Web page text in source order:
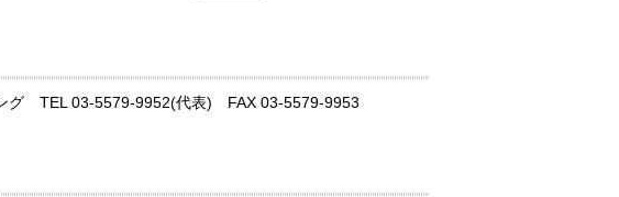
グ TEL 03-5579-9952(代表) FAX 03-5579-9953